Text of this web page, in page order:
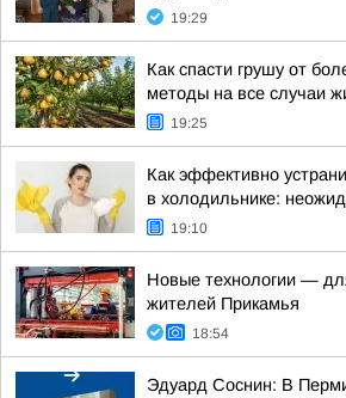
19:29
Как спасти грушу от
методы на все случаи
19:25
Как эффективно
в холодильнике:
19:10
Новые технологии —
жителей Прикамья
18:54
Эдуард Соснин: В